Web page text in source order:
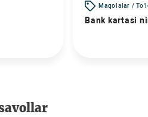
Maqolalar /
Bank kartasi